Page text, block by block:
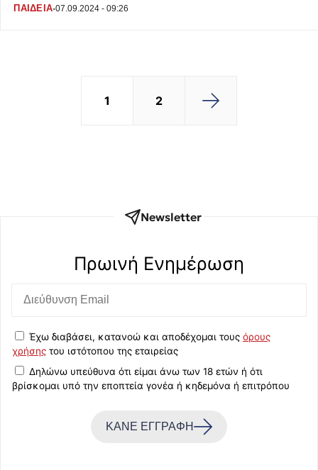
ΠΑΙΔΕΙΑ·07.09.2024 - 09:26
1 2
Newsletter
Πρωινή Eνημέρωση
Έχω διαβάσει, κατανοώ και αποδέχομαι τους όρους
χρήσης του ιστότοπου της εταιρείας
Δηλώνω υπεύθυνα ότι είμαι άνω των 18 ετών ή ότι
βρίσκομαι υπό την εποπτεία γονέα ή κηδεμόνα ή επιτρόπου
ΚΑΝΕ ΕΓΓΡΑΦΗ